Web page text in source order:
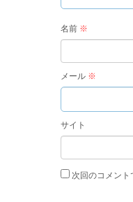
名前 ※
メール ※
サイト
次回のコメント